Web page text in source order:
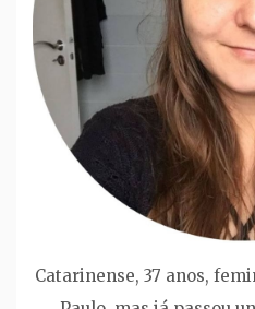
Catarinense, 37 anos,